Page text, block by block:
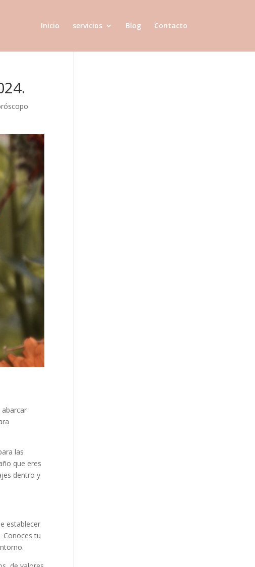
Inicio servicios Blog Contacto
las
que eres
dentro y
establecer
Conoces tu